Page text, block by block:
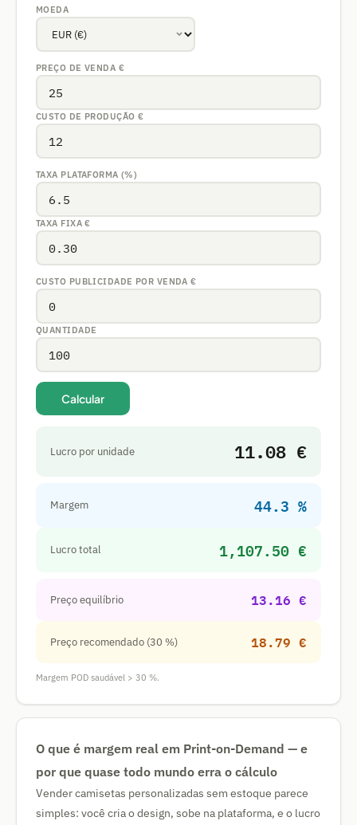
MOEDA
PREÇO DE VENDA €
CUSTO DE PRODUÇÃO €
TAXA PLATAFORMA (%)
TAXA FIXA€
CUSTO PUBLICIDADE POR VENDA€
QUANTIDADE
Calcular
Lucro por unidade 11.08 €
Margem 44.3 %
Lucro total 1,107.50 €
Preço equilíbrio 13.16 €
Preço recomendado (30 %) 18.79 €
Margem POD saudável > 30 %.
O que é margem real em Print-on-Demand — e
por que quase todo mundo erra o cálculo
Vender camisetas personalizadas sem estoque parece
simples: você cria o design, sobe na plataforma, e o lucro